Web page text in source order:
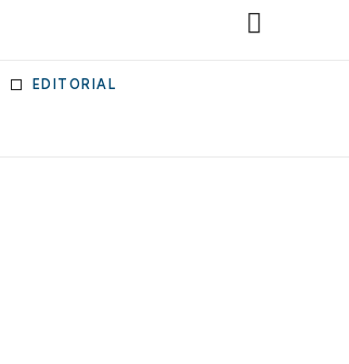
EDITORIAL